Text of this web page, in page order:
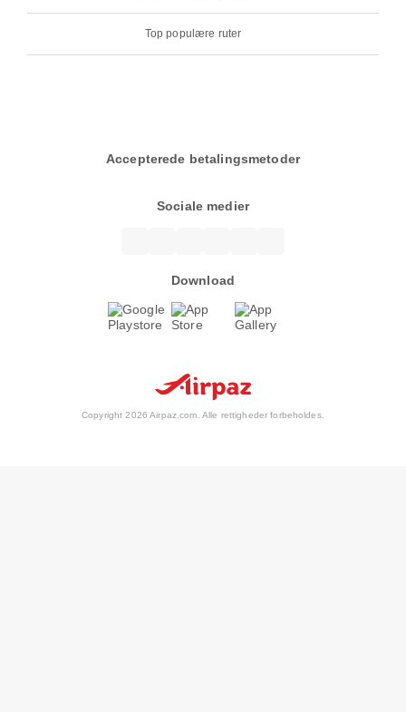
Top populære ruter
Accepterede betalingsmetoder
Sociale medier
Download
Copyright 2026 Airpaz.com. Alle rettigheder forbeholdes.